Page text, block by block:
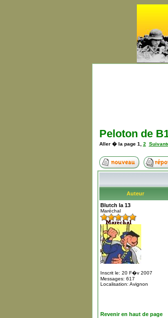
Peloton de
Aller � la page 1 2
Auteur
Blutch la 13
Maréchal
Inscrit le: 20 F�v 2007
Messages: 617
Localisation: Avignon
Revenir en haut de page